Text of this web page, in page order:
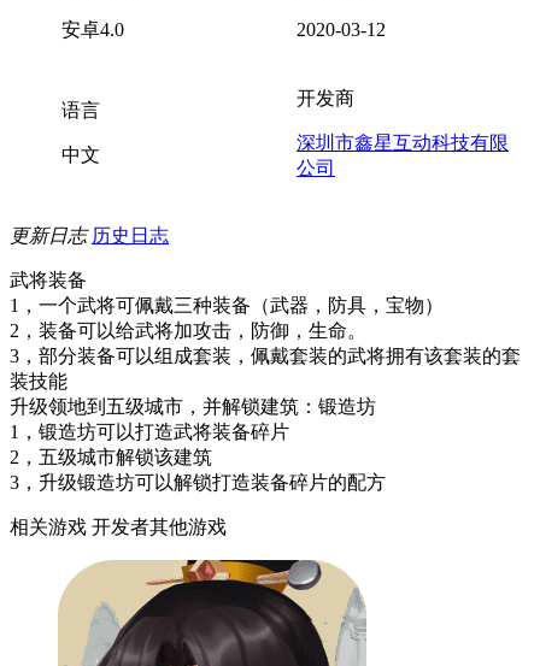
安卓4.0 2020-03-12
语言
中文
开发商
深圳市鑫星互动科技有限
公司
更新日志 历史日志
武将装备
1，一个武将可佩戴三种装备（武器，防具，宝物）
2，装备可以给武将加攻击，防御，生命。
3，部分装备可以组成套装，佩戴套装的武将拥有该套装的套
装技能
升级领地到五级城市，并解锁建筑：锻造坊
1，锻造坊可以打造武将装备碎片
2，五级城市解锁该建筑
3，升级锻造坊可以解锁打造装备碎片的配方
相关游戏 开发者其他游戏